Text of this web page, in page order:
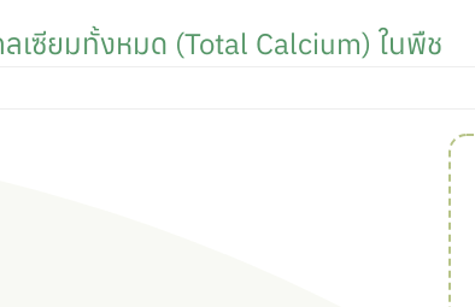
ลเซียมทั้งหมด (total Calcium) ในพืช